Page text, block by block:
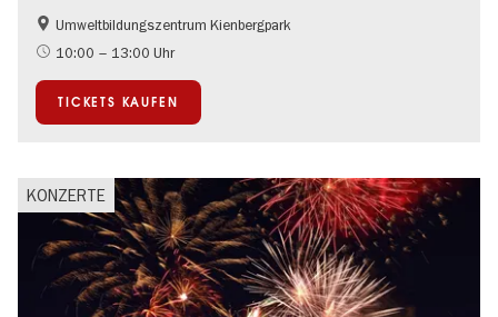
Im Grünen
Umweltbildungszentrum Kienbergpark
10:00 – 13:00 Uhr
TICKETS KAUFEN
KONZERTE